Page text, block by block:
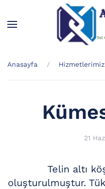
Skip to main content
Anasayfa Hizmetlerimiz
21
Telin altı
oluşturulmuştur.